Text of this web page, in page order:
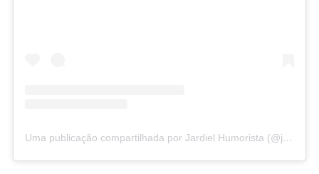
Uma publicação compartilhada por Jardiel Humorista (@jardielhumorista)